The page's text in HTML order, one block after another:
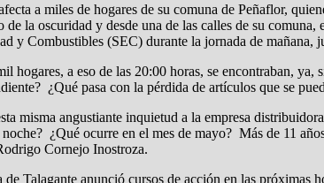
a miles de hogares de su comuna de Peñaflor,
la oscuridad y desde una de las calles de su
y Combustibles (SEC) durante la jornada de mañana,
hogares, a eso de las 20:00 horas, se encontraban,
¿Qué pasa con la pérdida de artículos que se
misma angustiante inquietud a la empresa
¿Qué ocurre en el mes de mayo? Más de 11
Cornejo Inostroza.
Talagante anunció cursos de acción en las próximas